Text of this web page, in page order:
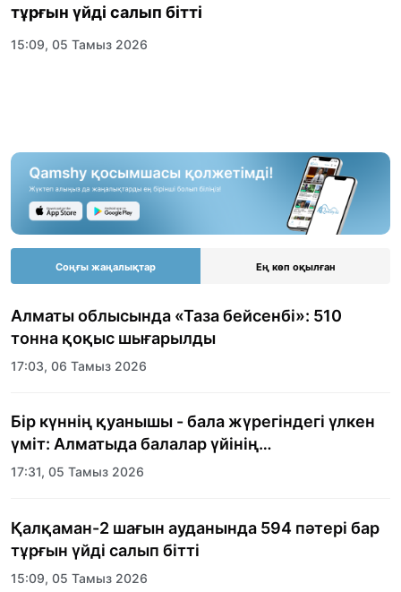
тұрғын үйді салып бітті
15:09, 05 Тамыз 2026
Соңғы жаңалықтар Ең көп оқылған
Алматы облысында «Таза бейсенбі»: 510
тонна қоқыс шығарылды
17:03, 06 Тамыз 2026
Бір күннің қуанышы - бала жүрегіндегі үлкен
үміт: Алматыда балалар үйінің
тәрбиеленушілеріне мерекелік күн
17:31, 05 Тамыз 2026
Қалқаман-2 шағын ауданында 594 пәтері бар
тұрғын үйді салып бітті
15:09, 05 Тамыз 2026